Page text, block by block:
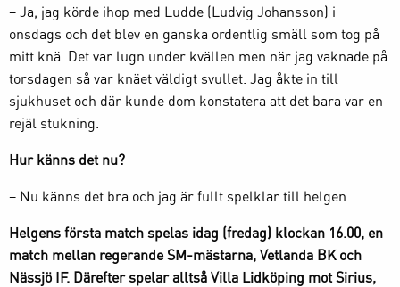
– Ja, jag körde ihop med Ludde (Ludvig Johansson) i
onsdags och det blev en ganska ordentlig smäll som tog på
mitt knä. Det var lugn under kvällen men när jag vaknade på
torsdagen så var knäet väldigt svullet. Jag åkte in till
sjukhuset och där kunde dom konstatera att det bara var en
rejäl stukning.
Hur känns det nu?
– Nu känns det bra och jag är fullt spelklar till helgen.
Helgens första match spelas idag (fredag) klockan 16.00, en
match mellan regerande SM-mästarna, Vetlanda BK och
Nässjö IF. Därefter spelar alltså Villa Lidköping mot Sirius,